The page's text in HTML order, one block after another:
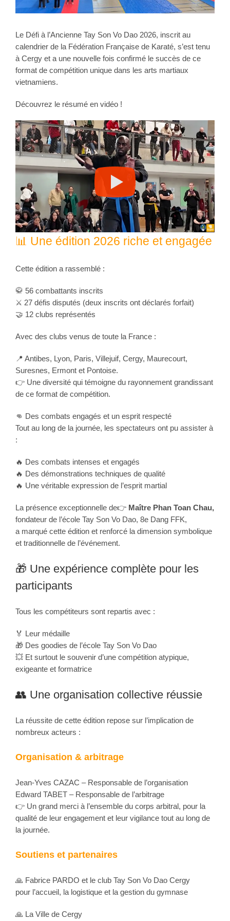
Le Défi à l’Ancienne Tay Son Vo Dao 2026, inscrit au
calendrier de la Fédération Française de Karaté, s’est tenu
à Cergy et a une nouvelle fois confirmé le succès de ce
format de compétition unique dans les arts martiaux
vietnamiens.
Découvrez le résumé en vidéo !
📊 Une édition 2026 riche et engagée
Cette édition a rassemblé :
🥋 56 combattants inscrits
⚔️ 27 défis disputés (deux inscrits ont déclarés forfait)
🤝 12 clubs représentés
Avec des clubs venus de toute la France :
📍 Antibes, Lyon, Paris, Villejuif, Cergy, Maurecourt,
Suresnes, Ermont et Pontoise.
👉 Une diversité qui témoigne du rayonnement grandissant
de ce format de compétition.
👊 Des combats engagés et un esprit respecté
Tout au long de la journée, les spectateurs ont pu assister à
:
🔥 Des combats intenses et engagés
🔥 Des démonstrations techniques de qualité
🔥 Une véritable expression de l’esprit martial
La présence exceptionnelle de👉 Maître Phan Toan Chau,
fondateur de l’école Tay Son Vo Dao, 8e Dang FFK,
a marqué cette édition et renforcé la dimension symbolique
et traditionnelle de l’événement.
🎁 Une expérience complète pour les
participants
Tous les compétiteurs sont repartis avec :
🏅 Leur médaille
🎁 Des goodies de l’école Tay Son Vo Dao
💥 Et surtout le souvenir d’une compétition atypique,
exigeante et formatrice
👥 Une organisation collective réussie
La réussite de cette édition repose sur l’implication de
nombreux acteurs :
Organisation & arbitrage
Jean-Yves CAZAC – Responsable de l’organisation
Edward TABET – Responsable de l’arbitrage
👉 Un grand merci à l’ensemble du corps arbitral, pour la
qualité de leur engagement et leur vigilance tout au long de
la journée.
Soutiens et partenaires
🙏 Fabrice PARDO et le club Tay Son Vo Dao Cergy
pour l’accueil, la logistique et la gestion du gymnase
🙏 La Ville de Cergy